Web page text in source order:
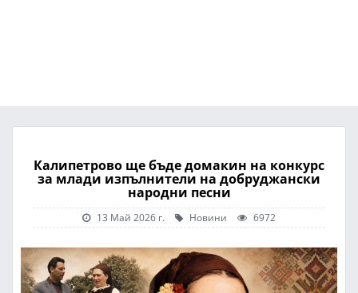
Калипетрово ще бъде домакин на конкурс
за млади изпълнители на добруджански
народни песни
13 Май 2026 г. Новини 6972